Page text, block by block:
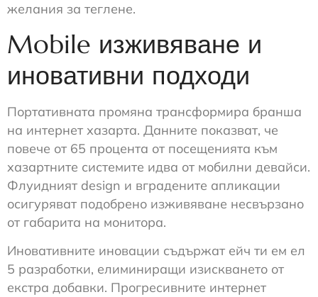
желания за теглене.
Mobile изживяване и
иновативни подходи
Портативната промяна трансформира бранша
на интернет хазарта. Данните показват, че
повече от 65 процента от посещенията към
хазартните системите идва от мобилни девайси.
Флуидният design и вградените апликации
осигуряват подобрено изживяване несвързано
от габарита на монитора.
Иновативните иновации съдържат ейч ти ем ел
5 разработки, елиминиращи изискването от
екстра добавки. Прогресивните интернет